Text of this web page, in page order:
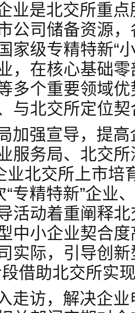
业是北交所重
公司储备资源，
家级专精特新“
，在核心基础
多个重要领域
与北交所定位
加强宣导，提
服务局、北交
业北交所上市
“专精特新”企业
活动着重阐释
中小企业契合
实际，引导创
借助北交所实
走访，解决企